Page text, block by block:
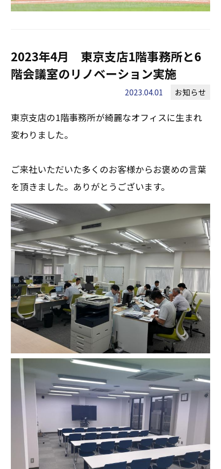
2023年4月 東京支店1階事務所と6
階会議室のリノベーション実施
2023.04.01 お知らせ
東京支店の1階事務所が綺麗なオフィスに生まれ
変わりました。
ご来社いただいた多くのお客様からお褒めの言葉
を頂きました。ありがとうございます。